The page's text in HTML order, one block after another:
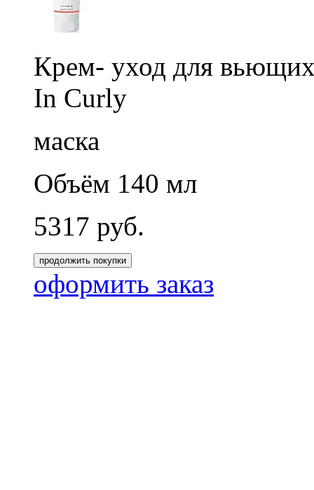
Крем- уход для
In Curly
маска
Объём 140 мл
5317 руб.
продолжить покупки
оформить заказ